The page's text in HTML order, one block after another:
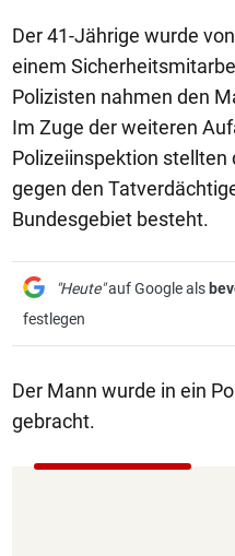
Der 41-Jährige wurde
einem
Polizisten nahmen den
Im Zuge der weiteren
Polizeiinspektion stellten
gegen den
Bundesgebiet besteht.
"Heute"auf Google als
festlegen
Der Mann wurde in ein
gebracht.